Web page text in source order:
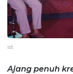
ist
Ajang penuh